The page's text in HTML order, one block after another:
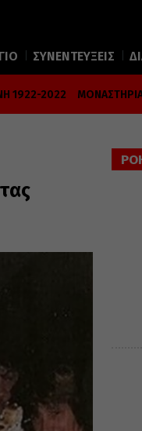
ΣΥΝΕΝΤΕΥΞΕΙΣ
1922-2022